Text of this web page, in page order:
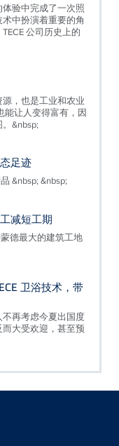
验中完成了一次照
中扮演着重要的角
公司历史上的
，也是工业和农业
能让人变得富有，因
&nbsp;
足迹
&nbsp; &nbsp;
减短工期
德最大的建筑工地
卫浴技术，带
再考虑今夏出国度
大受欢迎，甚至预